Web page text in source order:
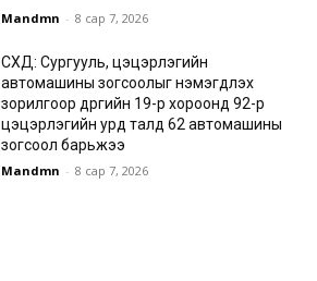
Mandmn - 8 сар 7, 2026
СХД: Сургууль, цэцэрлэгийн
автомашины зогсоолыг нэмэгдүүлэх
зорилгоор дүүргийн 19-р хороонд 92-р
цэцэрлэгийн урд талд 62 автомашины
зогсоол барьжээ
Mandmn - 8 сар 7, 2026